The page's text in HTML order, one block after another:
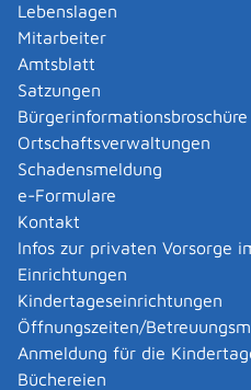
Lebenslagen
Mitarbeiter
Amtsblatt
Satzungen
Bürgerinformationsbroschüre
Ortschaftsverwaltungen
Schadensmeldung
e-Formulare
Kontakt
Infos zur privaten Vorsorge
Einrichtungen
Kindertageseinrichtungen
Öffnungszeiten/
Anmeldung für die
Büchereien
Genkingen
Vorsitzender
Oliver Bloch
Genkingen
Schulstraße 6
72820 Sonnenbühl
E-Mail oliverbloch@t-
Zurück
||